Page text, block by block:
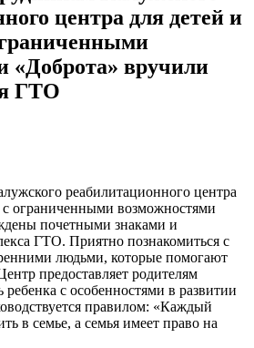
центра для детей и
«Доброта» вручили
ГТО
реабилитационного центра
с ограниченными возможностями
почетными знаками и
ГТО. Приятно познакомиться с
людьми, которые помогают
предоставляет родителям
ребенка с особенностями в развитии
правилом: «Каждый
в семье, а семья имеет право на